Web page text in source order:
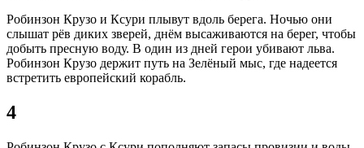
Робинзон Крузо и Ксури плывут вдоль берега. Ночью они
слышат рёв диких зверей, днём высаживаются на берег, чтобы
добыть пресную воду. В один из дней герои убивают льва.
Робинзон Крузо держит путь на Зелёный мыс, где надеется
встретить европейский корабль.
4